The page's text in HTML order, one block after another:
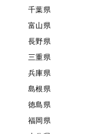
千葉県
富山県
長野県
三重県
兵庫県
島根県
徳島県
福岡県